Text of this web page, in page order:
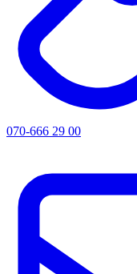
070-666 29 00